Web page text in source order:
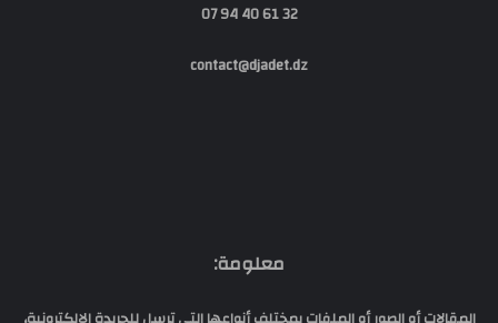
32 61 40 94 07
contact@djadet.dz
معلومة: